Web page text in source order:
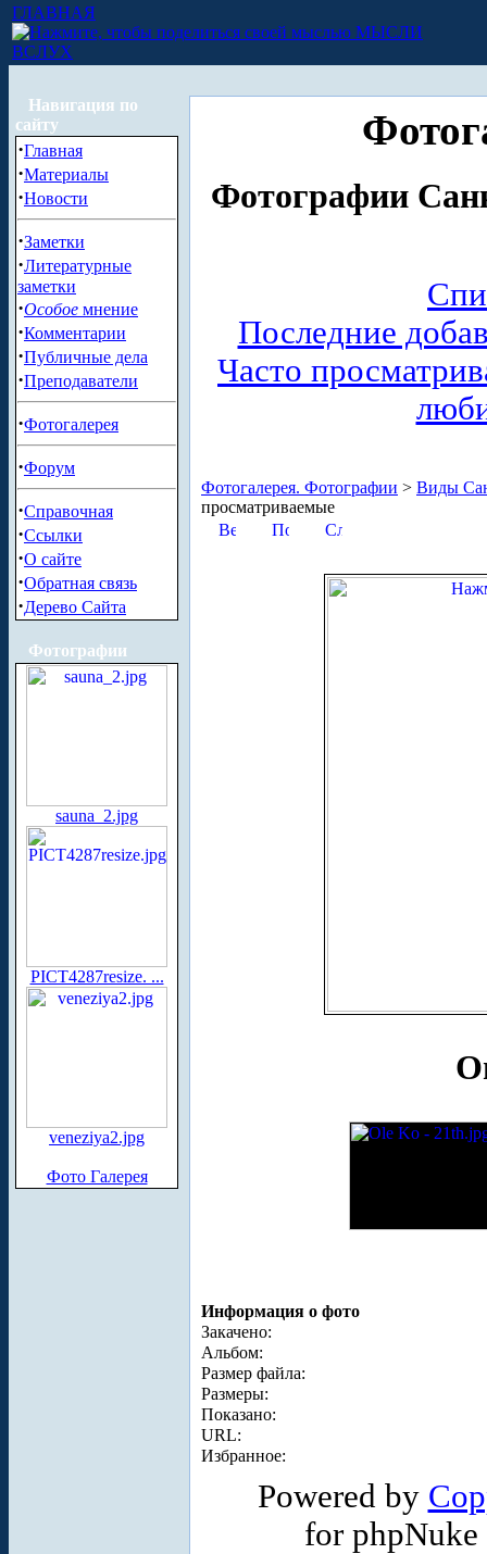
ГЛАВНАЯ
МЫСЛИ
ВСЛУХ
Навигация по
сайту
·Главная
·Материалы
·Новости
·Заметки
·Литературные
заметки
·Особое мнение
·Комментарии
·Публичные дела
·Преподаватели
·Фотогалерея
·Форум
·Справочная
·Ссылки
·О сайте
·Обратная связь
·Дерево Сайта
Фотографии
sauna_2.jpg
PICT4287resize. ...
veneziya2.jpg
Фото Галерея
Фотографии
Последние
Часто
Фотогалерея. Фотографии > Виды
просматриваемые
Информация о фото
Закачено:
Альбом:
Размер файла:
Размеры:
Показано:
URL:
Избранное:
Powered by
for